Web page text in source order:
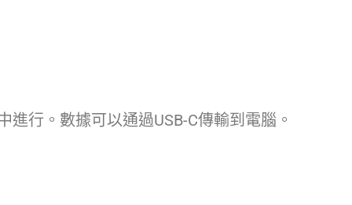
行。數據可以通過USB-C傳輸到電腦。